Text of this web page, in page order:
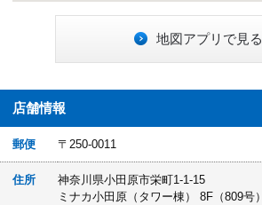
地図アプリで見る
店舗情報
郵便 〒250-0011
住所
神奈川県小田原市栄町1-1-15
ミナカ小田原（タワー棟） 8F（809号）